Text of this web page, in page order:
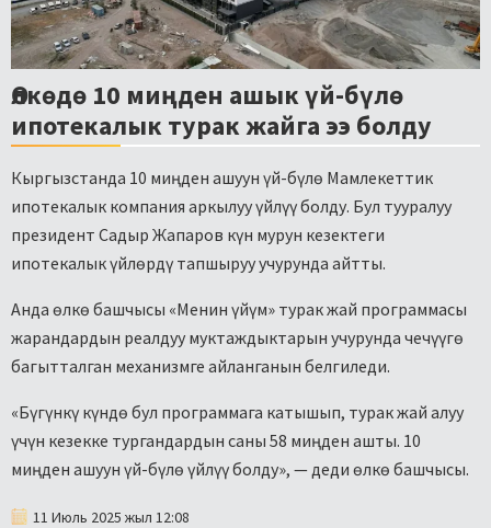
Өлкөдө 10 миңден ашык үй-бүлө
ипотекалык турак жайга ээ болду
Кыргызстанда 10 миңден ашуун үй-бүлө Мамлекеттик
ипотекалык компания аркылуу үйлүү болду. Бул тууралуу
президент Садыр Жапаров күн мурун кезектеги
ипотекалык үйлөрдү тапшыруу учурунда айтты.
Анда өлкө башчысы «Менин үйүм» турак жай программасы
жарандардын реалдуу муктаждыктарын учурунда чечүүгө
багытталган механизмге айланганын белгиледи.
«Бүгүнкү күндө бул программага катышып, турак жай алуу
үчүн кезекке тургандардын саны 58 миңден ашты. 10
миңден ашуун үй-бүлө үйлүү болду», — деди өлкө башчысы.
11 Июль 2025 жыл 12:08